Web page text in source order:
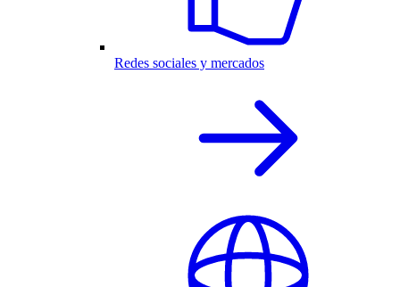
Redes sociales y mercados